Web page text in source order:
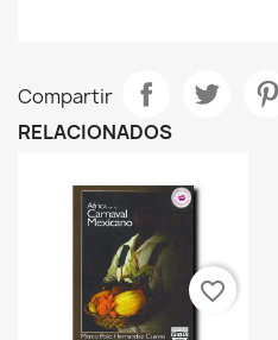
Compartir
RELACIONADOS
favorite_border